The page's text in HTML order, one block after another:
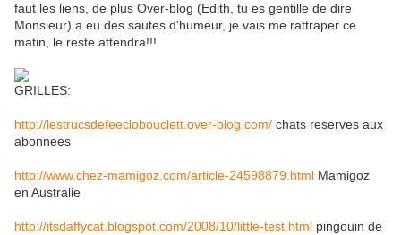
faut les liens, de plus Over-blog (Edith, tu es gentille de dire
Monsieur) a eu des sautes d'humeur, je vais me rattraper ce
matin, le reste attendra!!!
GRILLES:
http://lestrucsdefeeclobouclett.over-blog.com/ chats reserves aux
abonnees
http://www.chez-mamigoz.com/article-24598879.html Mamigoz
en Australie
http://itsdaffycat.blogspot.com/2008/10/little-test.html pingouin de